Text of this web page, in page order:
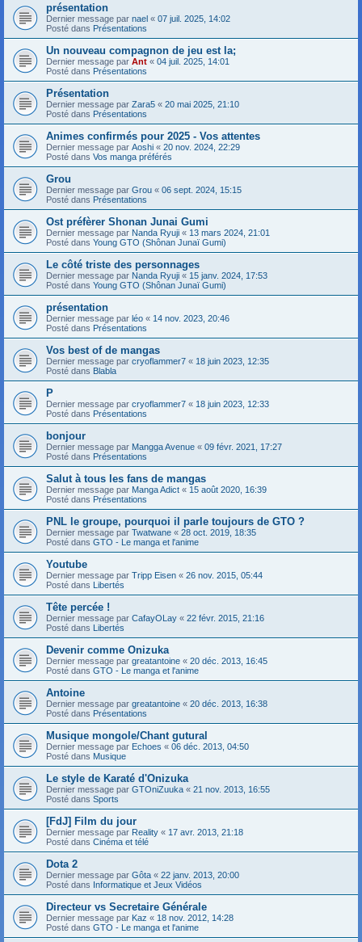
présentation
Dernier message par nael « 07 juil. 2025, 14:02
Posté dans Présentations
Un nouveau compagnon de jeu est la;
Dernier message par Ant « 04 juil. 2025, 14:01
Posté dans Présentations
Présentation
Dernier message par Zara5 « 20 mai 2025, 21:10
Posté dans Présentations
Animes confirmés pour 2025 - Vos attentes
Dernier message par Aoshi « 20 nov. 2024, 22:29
Posté dans Vos manga préférés
Grou
Dernier message par Grou « 06 sept. 2024, 15:15
Posté dans Présentations
Ost préfèrer Shonan Junai Gumi
Dernier message par Nanda Ryuji « 13 mars 2024, 21:01
Posté dans Young GTO (Shônan Junaï Gumi)
Le côté triste des personnages
Dernier message par Nanda Ryuji « 15 janv. 2024, 17:53
Posté dans Young GTO (Shônan Junaï Gumi)
présentation
Dernier message par léo « 14 nov. 2023, 20:46
Posté dans Présentations
Vos best of de mangas
Dernier message par cryoflammer7 « 18 juin 2023, 12:35
Posté dans Blabla
P
Dernier message par cryoflammer7 « 18 juin 2023, 12:33
Posté dans Présentations
bonjour
Dernier message par Mangga Avenue « 09 févr. 2021, 17:27
Posté dans Présentations
Salut à tous les fans de mangas
Dernier message par Manga Adict « 15 août 2020, 16:39
Posté dans Présentations
PNL le groupe, pourquoi il parle toujours de GTO ?
Dernier message par Twatwane « 28 oct. 2019, 18:35
Posté dans GTO - Le manga et l'anime
Youtube
Dernier message par Tripp Eisen « 26 nov. 2015, 05:44
Posté dans Libertés
Tête percée !
Dernier message par CafayOLay « 22 févr. 2015, 21:16
Posté dans Libertés
Devenir comme Onizuka
Dernier message par greatantoine « 20 déc. 2013, 16:45
Posté dans GTO - Le manga et l'anime
Antoine
Dernier message par greatantoine « 20 déc. 2013, 16:38
Posté dans Présentations
Musique mongole/Chant gutural
Dernier message par Echoes « 06 déc. 2013, 04:50
Posté dans Musique
Le style de Karaté d'Onizuka
Dernier message par GTOniZuuka « 21 nov. 2013, 16:55
Posté dans Sports
[FdJ] Film du jour
Dernier message par Reality « 17 avr. 2013, 21:18
Posté dans Cinéma et télé
Dota 2
Dernier message par Gôta « 22 janv. 2013, 20:00
Posté dans Informatique et Jeux Vidéos
Directeur vs Secretaire Générale
Dernier message par Kaz « 18 nov. 2012, 14:28
Posté dans GTO - Le manga et l'anime